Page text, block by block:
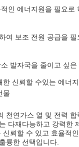
인 에너지원을 필요로
여 보조 전원 공급을
발자국을 줄이고 싶은
한 신뢰할 수있는 에너
물
천연가스 열 및 전력
다재다능하고 강력한
신뢰할 수 있고 효율적
륭한 선택입니다.